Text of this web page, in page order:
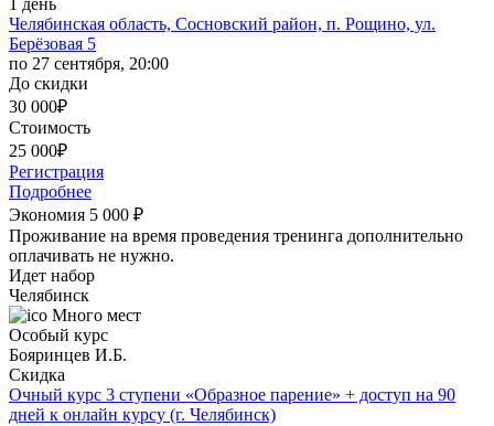
1 день
Челябинская область, Сосновский район, п. Рощино, ул.
Берёзовая 5
по 27 сентября, 20:00
До скидки
30 000₽
Стоимость
25 000₽
Регистрация
Подробнее
Экономия 5 000 ₽
Проживание на время проведения тренинга дополнительно
оплачивать не нужно.
Идет набор
Челябинск
Много мест
Особый курс
Бояринцев И.Б.
Скидка
Очный курс 3 ступени «Образное парение» + доступ на 90
дней к онлайн курсу (г. Челябинск)